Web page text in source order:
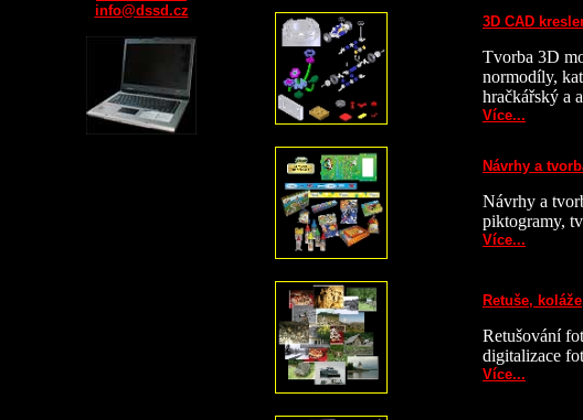
info@dssd.cz
3D CAD
Tvorba 3D
normodíly,
hračkářský a
Více...
Návrhy a
Návrhy a
piktogramy,
Více...
Retuše,
Retušování
digitalizace
Více...